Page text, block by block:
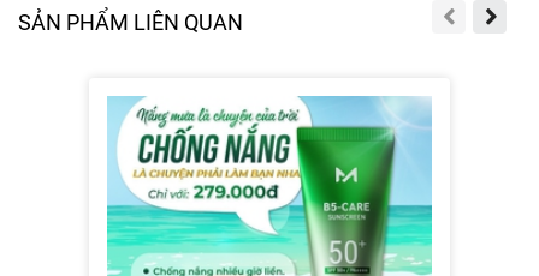
SẢN PHẨM LIÊN QUAN